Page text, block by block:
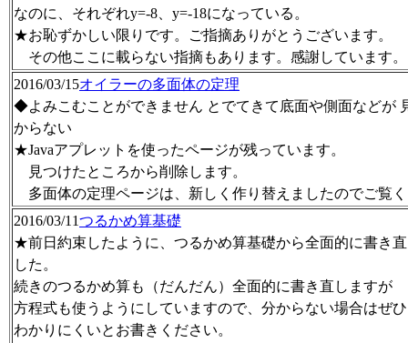
なのに、それぞれy=-8、y=-18になっている。
★お恥ずかしい限りです。ご指摘ありがとうございます。
その他ここに載らない指摘もあります。感謝しています。
2016/03/15オイラーの多面体の定理
◆よみこむことができません とでてきて底面や側面などが
からない
★Javaアプレットを使ったページが残っています。
見つけたところから削除します。
多面体の定理ページは、新しく作り替えましたのでご覧
2016/03/11つるかめ算基礎
★前日約束したように、つるかめ算基礎から全面的に書き
した。
続きのつるかめ算も（だんだん）全面的に書き直しますが
方程式も使うようにしていますので、分からない場合はぜひ
わかりにくいとお書きください。